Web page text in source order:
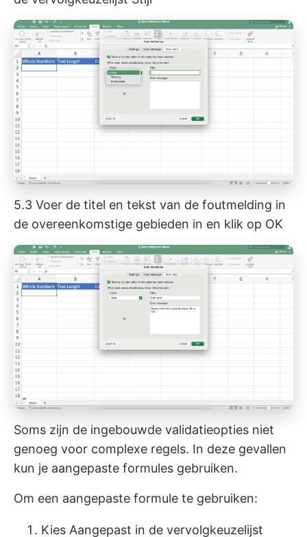
5.3 Voer de titel en tekst van de foutmelding in
de overeenkomstige gebieden in en klik op OK
Soms zijn de ingebouwde validatieopties niet
genoeg voor complexe regels. In deze gevallen
kun je aangepaste formules gebruiken.
Om een aangepaste formule te gebruiken:
Kies Aangepast in de vervolgkeuzelijst